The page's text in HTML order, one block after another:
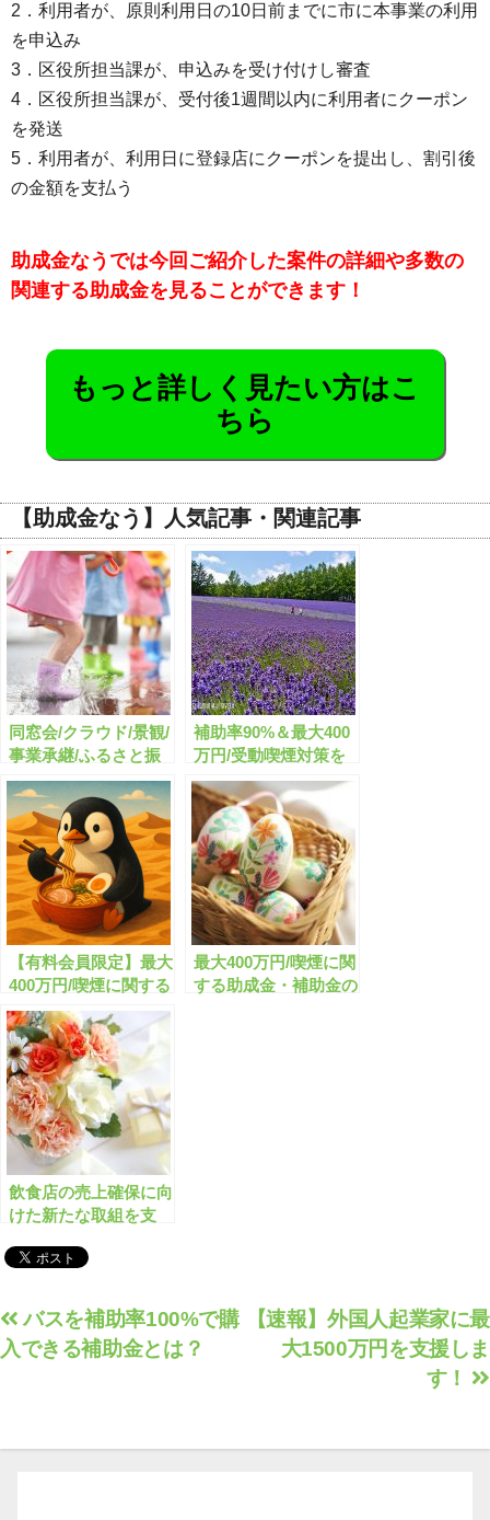
2．利用者が、原則利用日の10日前までに市に本事業の利用
を申込み
3．区役所担当課が、申込みを受け付けし審査
4．区役所担当課が、受付後1週間以内に利用者にクーポン
を発送
5．利用者が、利用日に登録店にクーポンを提出し、割引後
の金額を支払う
助成金なうでは今回ご紹介した案件の詳細や多数の
関連する助成金を見ることができます！
もっと詳しく見たい方はこ
ちら
【助成金なう】人気記事・関連記事
同窓会/クラウド/景観/
事業承継/ふるさと振
興に関する助成金・補
助金のまとめ
補助率90%＆最大400
万円/受動喫煙対策を
しよう
【有料会員限定】最大
400万円/喫煙に関する
助成金・補助金のまと
め
最大400万円/喫煙に関
する助成金・補助金の
飲食店の売上確保に向
けた新たな取組を支
成率4/5 【新型コロ
投
稿
ゲ
【速報】外国人起業家に最
大1500万円を支援しま
す！
バスを補助率100%で購
入できる補助金とは？